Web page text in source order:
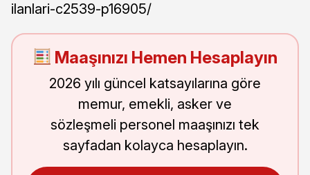
ilanlari-c2539-p16905/
Maaşınızı Hemen Hesaplayın
2026 yılı güncel katsayılarına göre
memur, emekli, asker ve
sözleşmeli personel maaşınızı tek
sayfadan kolayca hesaplayın.